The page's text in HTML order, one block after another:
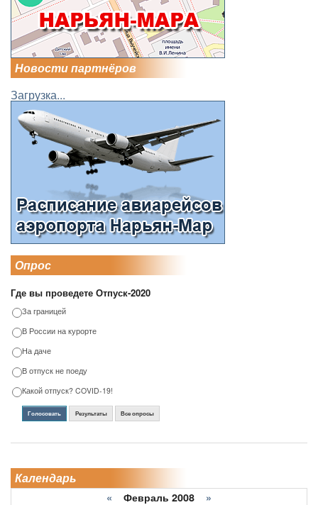
Новости партнёров
Загрузка...
Опрос
Где вы проведете Отпуск-2020
За границей
В России на курорте
На даче
В отпуск не поеду
Какой отпуск? COVID-19!
Голосовать Результаты Все опросы
Календарь
« Февраль 2008 »